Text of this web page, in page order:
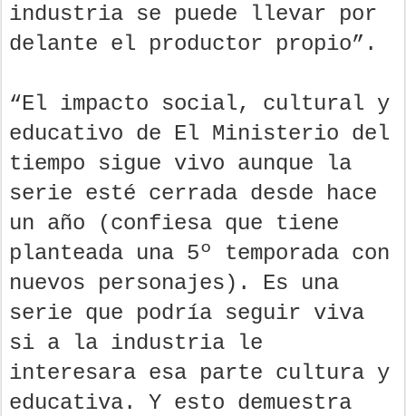
industria se puede llevar por
delante el productor propio”.
“El impacto social, cultural y
educativo de El Ministerio del
tiempo sigue vivo aunque la
serie esté cerrada desde hace
un año (confiesa que tiene
planteada una 5º temporada con
nuevos personajes). Es una
serie que podría seguir viva
si a la industria le
interesara esa parte cultura y
educativa. Y esto demuestra